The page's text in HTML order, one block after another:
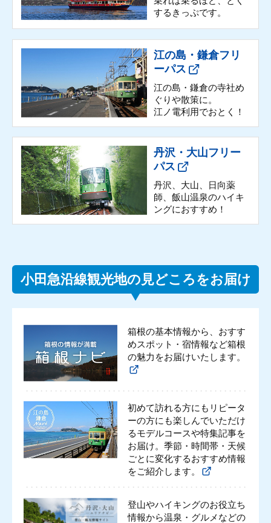
するきっぷです。
江の島・鎌倉フリ
ーパス
江の島・鎌倉の寺社め
ぐりや散策に。
江ノ電利用でおとく！
丹沢・大山フリー
パス
丹沢、大山、日向薬
師、飯山温泉のハイキ
ングにおすすめ！
小田急沿線観光地の見どころをお届け
箱根の基本情報から、おすす
めスポット・宿情報など箱根
の魅力をお届けいたします。
初めて訪れる方にもリピータ
ーの方にも楽しんでいただけ
るモデルコースや特集記事を
お届け。季節・時間帯・天候
ごとに変化するおすすめ情報
をご紹介します。
登山やハイキングのお役立ち
情報から温泉・グルメなどの